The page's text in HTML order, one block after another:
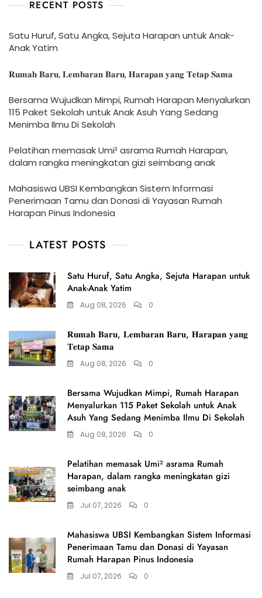
RECENT POSTS
Satu Huruf, Satu Angka, Sejuta Harapan untuk Anak-
Anak Yatim
𝐑𝐮𝐦𝐚𝐡 𝐁𝐚𝐫𝐮, 𝐋𝐞𝐦𝐛𝐚𝐫𝐚𝐧 𝐁𝐚𝐫𝐮, 𝐇𝐚𝐫𝐚𝐩𝐚𝐧 𝐲𝐚𝐧𝐠 𝐓𝐞𝐭𝐚𝐩 𝐒𝐚𝐦𝐚
Bersama Wujudkan Mimpi, Rumah Harapan Menyalurkan
115 Paket Sekolah untuk Anak Asuh Yang Sedang
Menimba Ilmu Di Sekolah
Pelatihan memasak Umi² asrama Rumah Harapan,
dalam rangka meningkatan gizi seimbang anak
Mahasiswa UBSI Kembangkan Sistem Informasi
Penerimaan Tamu dan Donasi di Yayasan Rumah
Harapan Pinus Indonesia
LATEST POSTS
Satu Huruf, Satu Angka, Sejuta Harapan untuk
Anak-Anak Yatim
Aug 08, 2026 0
𝐑𝐮𝐦𝐚𝐡 𝐁𝐚𝐫𝐮, 𝐋𝐞𝐦𝐛𝐚𝐫𝐚𝐧 𝐁𝐚𝐫𝐮, 𝐇𝐚𝐫𝐚𝐩𝐚𝐧 𝐲𝐚𝐧𝐠
𝐓𝐞𝐭𝐚𝐩 𝐒𝐚𝐦𝐚
Aug 08, 2026 0
Bersama Wujudkan Mimpi, Rumah Harapan
Menyalurkan 115 Paket Sekolah untuk Anak
Asuh Yang Sedang Menimba Ilmu Di Sekolah
Aug 08, 2026 0
Pelatihan memasak Umi² asrama Rumah
Harapan, dalam rangka meningkatan gizi
seimbang anak
Jul 07, 2026 0
Mahasiswa UBSI Kembangkan Sistem Informasi
Penerimaan Tamu dan Donasi di Yayasan
Rumah Harapan Pinus Indonesia
Jul 07, 2026 0